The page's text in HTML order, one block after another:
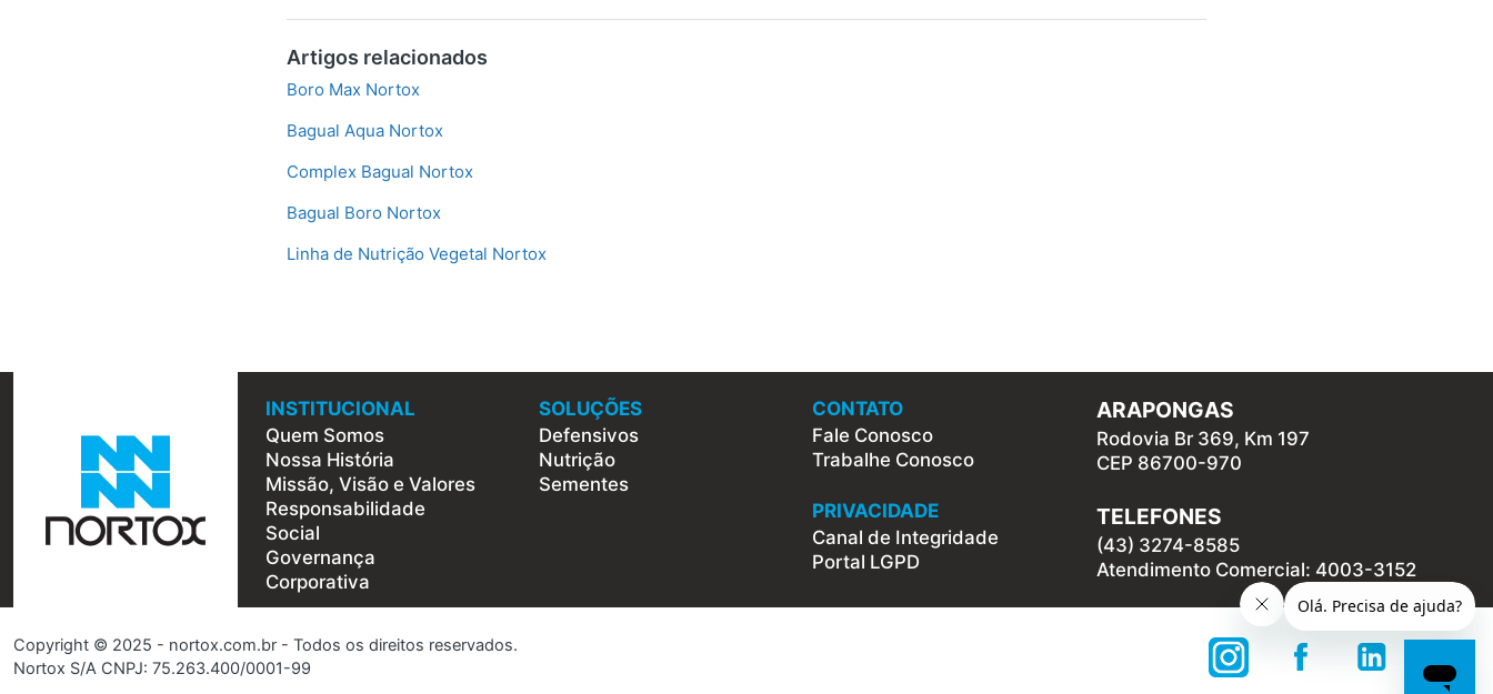
Artigos relacionados
Boro Max Nortox
Bagual Aqua Nortox
Complex Bagual Nortox
Bagual Boro Nortox
Linha de Nutrição Vegetal Nortox
INSTITUCIONAL
Quem Somos
Nossa História
Missão, Visão e Valores
Responsabilidade
Social
Governança
Corporativa
SOLUÇÕES
Defensivos
Nutrição
Sementes
CONTATO
Fale Conosco
Trabalhe Conosco
PRIVACIDADE
Canal de Integridade
Portal LGPD
ARAPONGAS
Rodovia Br 369, Km 197
CEP 86700-970
TELEFONES
(43) 3274-8585
Atendimento Comercial: 4003-3152
Copyright © 2025 - nortox.com.br - Todos os direitos reservados.
Nortox S/A CNPJ: 75.263.400/0001-99